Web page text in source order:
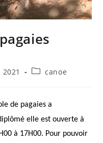
canoe
de pagaies a
elle est ouverte à
à 17H00. Pour pouvoir